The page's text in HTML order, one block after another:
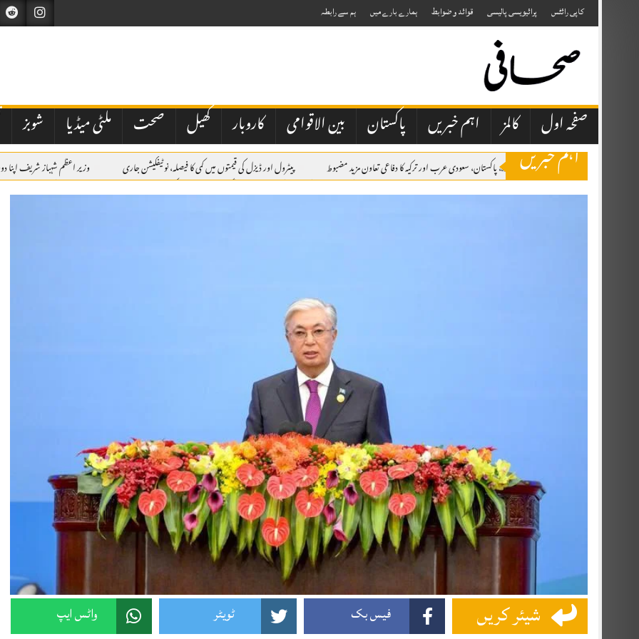
to
content
کاپی رائٹس پرائیویسی پالیسی قوائد و ضوابط ہمارے بارے میں ہم سے رابطہ
صفحہ اول کالمز اہم خبریں پاکستان بین الاقوامی کاروبار کھیل صحت ملٹی میڈیا شوبز
اہم خبریں
مکہ مشترکہ دفاعی معاہدہ، پاکستان، سعودی عرب اور ترکیہ کا دفاعی تعاون مزید مضبوط پیٹرول اور ڈیزل کی قیمتوں میں کمی کا فیصلہ، نوٹیفکیشن جاری وزیر اعظم شہباز شریف اپنا
سکھ طالب علم نے اسلامیات میں 98 اور ترجمہ قرآن میں 49 نمبر حاصل کرلیے 2026 کے نتائج کے مطابق مسلمان گھرانوں سے تعلق رکھنے والے تقریباً 10 ہزار طلبہ اسلامیات کے مضمون میں فیل ہوئے ہیں۔
شیئر کریں فیس بک ٹویٹر واٹس ایپ